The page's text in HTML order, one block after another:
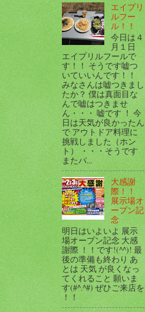
エイプリ
ルフー
ル！！
今日は４
月１日
エイプリルフールで
す！！ そうです嘘つ
いていいんです！！
みなさんは嘘つきまし
たか？ 僕は真面目な
んで嘘はつきませ
ん・・・ 嘘です ！ 今
日は天気が良かったん
で アウトドア料理に
挑戦しました（ホン
ト） ・・・そうです
またパ...
大感謝
際！！
展示場オ
ープン記
念
明日はいよいよ 展示
場オープン記念 大感
謝際 ！！です!(^^)! 最
後の準備も終わり あ
とは 天気 が良くなっ
てくれること 願いま
す(#^.^#) ぜひご来店を
！！